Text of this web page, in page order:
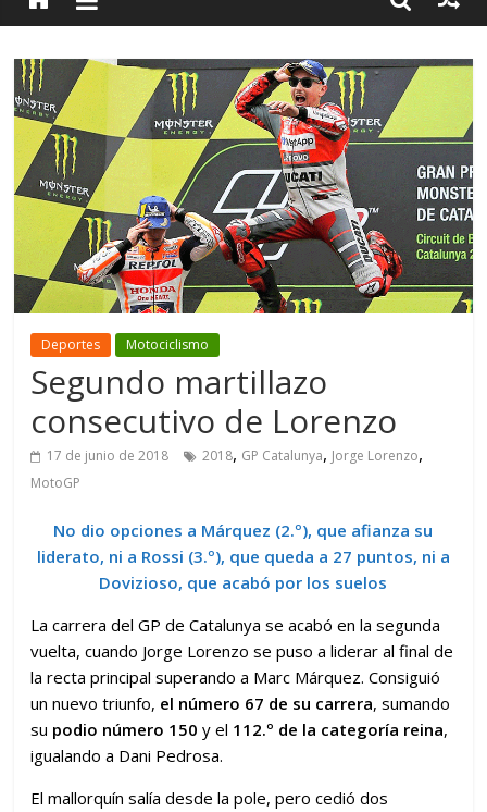
Deportes Motociclismo
Segundo martillazo
consecutivo de Lorenzo
17 de junio de 2018 2018, GP Catalunya, Jorge Lorenzo,
MotoGP
No dio opciones a Márquez (2.º), que afianza su
liderato, ni a Rossi (3.º), que queda a 27 puntos, ni a
Dovizioso, que acabó por los suelos
La carrera del GP de Catalunya se acabó en la segunda
vuelta, cuando Jorge Lorenzo se puso a liderar al final de
la recta principal superando a Marc Márquez. Consiguió
un nuevo triunfo, el número 67 de su carrera, sumando
su podio número 150 y el 112.º de la categoría reina,
igualando a Dani Pedrosa.
El mallorquín salía desde la pole, pero cedió dos